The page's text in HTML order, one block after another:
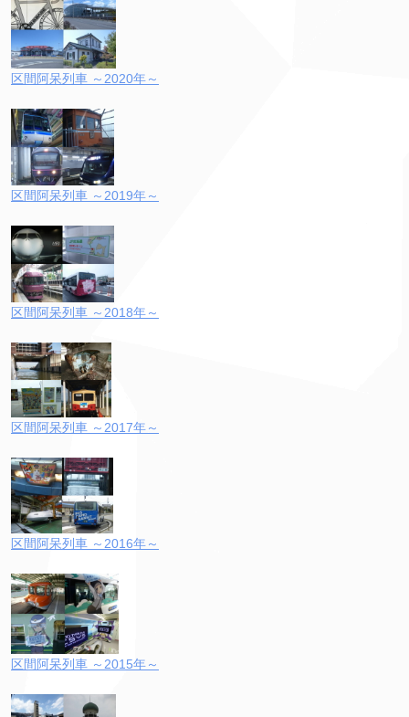
区間阿呆列車 ～2020年～
区間阿呆列車 ～2019年～
区間阿呆列車 ～2018年～
区間阿呆列車 ～2017年～
区間阿呆列車 ～2016年～
区間阿呆列車 ～2015年～